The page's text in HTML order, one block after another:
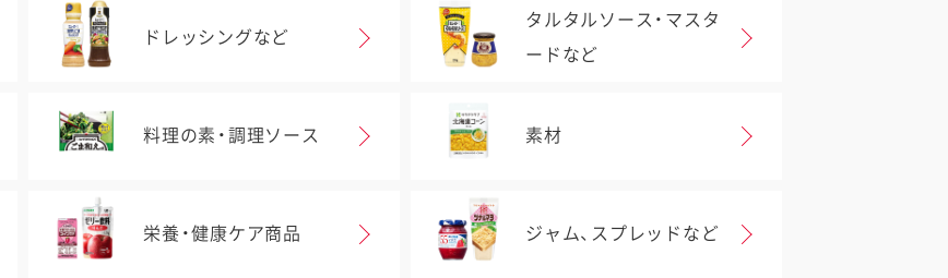
ドレッシングなど
タルタルソース・マスタ
ードなど
料理の素・調理ソース 素材
栄養・健康ケア商品 ジャム、スプレッドなど